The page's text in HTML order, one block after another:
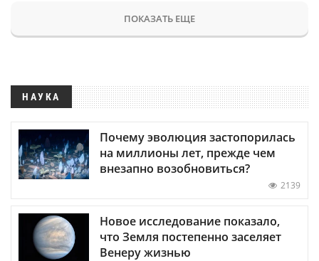
ПОКАЗАТЬ ЕЩЕ
НАУКА
Почему эволюция застопорилась
на миллионы лет, прежде чем
внезапно возобновиться?
2139
Новое исследование показало,
что Земля постепенно заселяет
Венеру жизнью